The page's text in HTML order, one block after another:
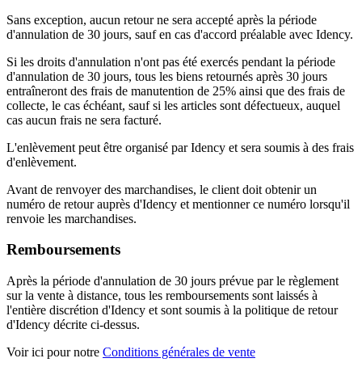
Sans exception, aucun retour ne sera accepté après la période
d'annulation de 30 jours, sauf en cas d'accord préalable avec Idency.
Si les droits d'annulation n'ont pas été exercés pendant la période
d'annulation de 30 jours, tous les biens retournés après 30 jours
entraîneront des frais de manutention de 25% ainsi que des frais de
collecte, le cas échéant, sauf si les articles sont défectueux, auquel
cas aucun frais ne sera facturé.
L'enlèvement peut être organisé par Idency et sera soumis à des frais
d'enlèvement.
Avant de renvoyer des marchandises, le client doit obtenir un
numéro de retour auprès d'Idency et mentionner ce numéro lorsqu'il
renvoie les marchandises.
Remboursements
Après la période d'annulation de 30 jours prévue par le règlement
sur la vente à distance, tous les remboursements sont laissés à
l'entière discrétion d'Idency et sont soumis à la politique de retour
d'Idency décrite ci-dessus.
Voir ici pour notre Conditions générales de vente